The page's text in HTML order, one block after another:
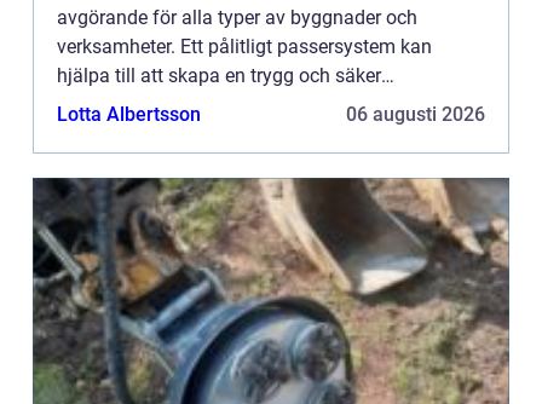
avgörande för alla typer av byggnader och
verksamheter. Ett pålitligt passersystem kan
hjälpa till att skapa en trygg och säker
arbetsmiljö. Ett sådant syst...
Lotta Albertsson 06 augusti 2026